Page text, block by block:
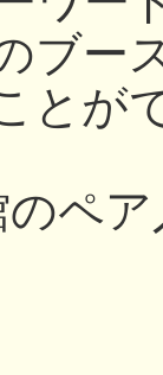
ブー
とが
ペ